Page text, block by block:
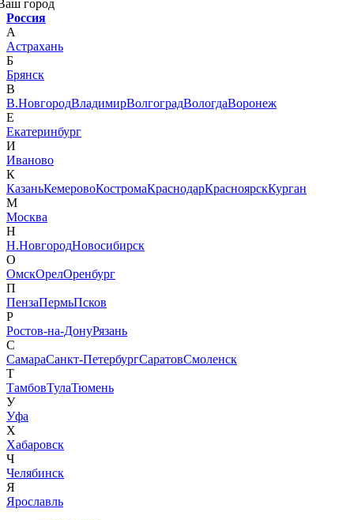
город
Россия
А
Астрахань
Б
Брянск
В
В.НовгородВладимирВолгоградВологдаВоронеж
Е
Екатеринбург
И
Иваново
К
КазаньКемеровоКостромаКраснодарКрасноярскКурган
М
Москва
Н
Н.НовгородНовосибирск
О
ОмскОрелОренбург
П
ПензаПермьПсков
Р
Ростов-на-ДонуРязань
С
СамараСанкт-ПетербургСаратовСмоленск
Т
ТамбовТулаТюмень
У
Уфа
Х
Хабаровск
Ч
Челябинск
Я
Ярославль